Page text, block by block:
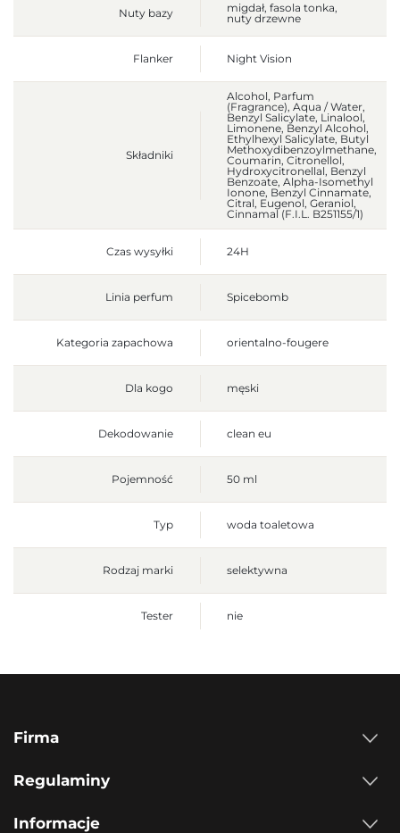
Nuty bazy
migdał, fasola tonka,
nuty drzewne
Flanker Night Vision
Składniki
Alcohol, Parfum
(Fragrance), Aqua / Water,
Benzyl Salicylate, Linalool,
Limonene, Benzyl Alcohol,
Ethylhexyl Salicylate, Butyl
Methoxydibenzoylmethane,
Coumarin, Citronellol,
Hydroxycitronellal, Benzyl
Benzoate, Alpha-Isomethyl
Ionone, Benzyl Cinnamate,
Citral, Eugenol, Geraniol,
Cinnamal (F.I.L. B251155/1)
Czas wysyłki 24H
Linia perfum Spicebomb
Kategoria zapachowa orientalno-fougere
Dla kogo męski
Dekodowanie clean eu
Pojemność 50 ml
Typ woda toaletowa
Rodzaj marki selektywna
Tester nie
Firma
Regulaminy
Informacje